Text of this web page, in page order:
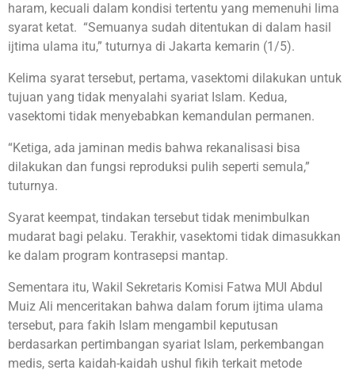
haram, kecuali dalam kondisi tertentu yang memenuhi lima
syarat ketat. “Semuanya sudah ditentukan di dalam hasil
ijtima ulama itu,” tuturnya di Jakarta kemarin (1/5).
Kelima syarat tersebut, pertama, vasektomi dilakukan untuk
tujuan yang tidak menyalahi syariat Islam. Kedua,
vasektomi tidak menyebabkan kemandulan permanen.
“Ketiga, ada jaminan medis bahwa rekanalisasi bisa
dilakukan dan fungsi reproduksi pulih seperti semula,”
tuturnya.
Syarat keempat, tindakan tersebut tidak menimbulkan
mudarat bagi pelaku. Terakhir, vasektomi tidak dimasukkan
ke dalam program kontrasepsi mantap.
Sementara itu, Wakil Sekretaris Komisi Fatwa MUI Abdul
Muiz Ali menceritakan bahwa dalam forum ijtima ulama
tersebut, para fakih Islam mengambil keputusan
berdasarkan pertimbangan syariat Islam, perkembangan
medis, serta kaidah-kaidah ushul fikih terkait metode